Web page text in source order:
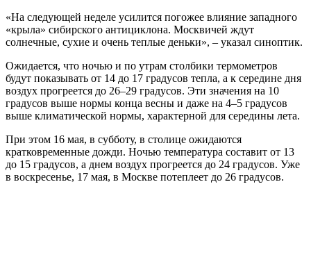
«На следующей неделе усилится погожее влияние западного
«крыла» сибирского антициклона. Москвичей ждут
солнечные, сухие и очень теплые деньки», – указал синоптик.
Ожидается, что ночью и по утрам столбики термометров
будут показывать от 14 до 17 градусов тепла, а к середине дня
воздух прогреется до 26–29 градусов. Эти значения на 10
градусов выше нормы конца весны и даже на 4–5 градусов
выше климатической нормы, характерной для середины лета.
При этом 16 мая, в субботу, в столице ожидаются
кратковременные дожди. Ночью температура составит от 13
до 15 градусов, а днем воздух прогреется до 24 градусов. Уже
в воскресенье, 17 мая, в Москве потеплеет до 26 градусов.